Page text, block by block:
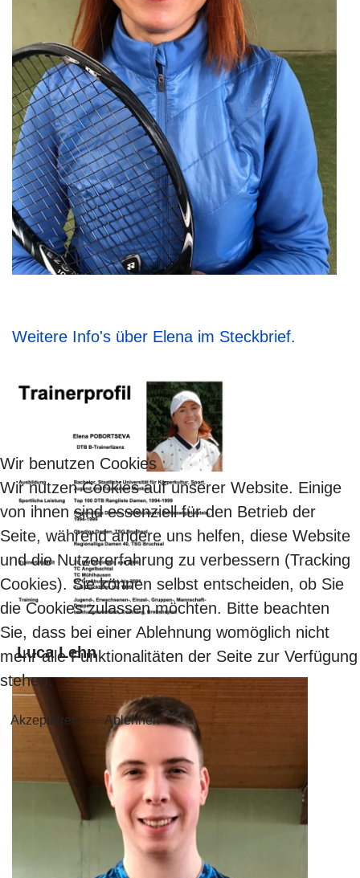
Weitere Info's über Elena im Steckbrief.
Luca Lehn
Wir benutzen Cookies
Wir nutzen Cookies auf unserer Website. Einige
von ihnen sind essenziell für den Betrieb der
Seite, während andere uns helfen, diese Website
und die Nutzererfahrung zu verbessern (Tracking
Cookies). Sie können selbst entscheiden, ob Sie
die Cookies zulassen möchten. Bitte beachten
Sie, dass bei einer Ablehnung womöglich nicht
mehr alle Funktionalitäten der Seite zur Verfügung
stehen.
Akzeptieren Ablehnen